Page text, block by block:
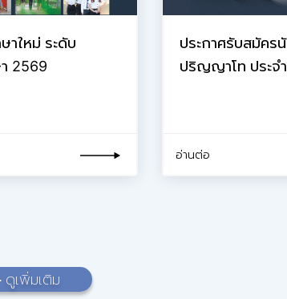
าใหม่ ระดับ
2569
ประกาศรับสมัคร
ปริญญาโท ประจ
อ่านต่อ
ดูเพิ่มเติม